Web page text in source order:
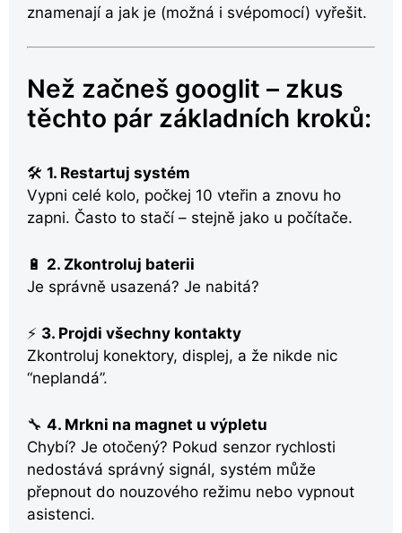
znamenají a jak je (možná i svépomocí) vyřešit.
Než začneš googlit – zkus
těchto pár základních kroků:
🛠 1. Restartuj systém
Vypni celé kolo, počkej 10 vteřin a znovu ho
zapni. Často to stačí – stejně jako u počítače.
🔋 2. Zkontroluj baterii
Je správně usazená? Je nabitá?
⚡ 3. Projdi všechny kontakty
Zkontroluj konektory, displej, a že nikde nic
“neplandá”.
🔧 4. Mrkni na magnet u výpletu
Chybí? Je otočený? Pokud senzor rychlosti
nedostává správný signál, systém může
přepnout do nouzového režimu nebo vypnout
asistenci.